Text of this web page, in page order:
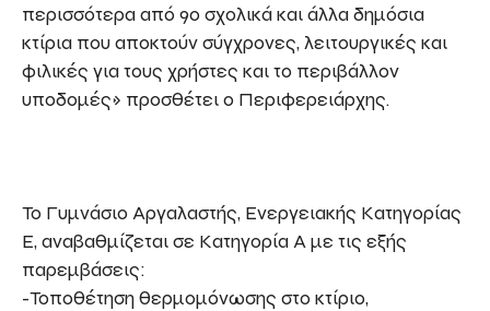
περισσότερα από 90 σχολικά και άλλα δημόσια
κτίρια που αποκτούν σύγχρονες, λειτουργικές και
φιλικές για τους χρήστες και το περιβάλλον
υποδομές» προσθέτει ο Περιφερειάρχης.
Το Γυμνάσιο Αργαλαστής, Ενεργειακής Κατηγορίας
Ε, αναβαθμίζεται σε Κατηγορία Α με τις εξής
παρεμβάσεις:
-Τοποθέτηση θερμομόνωσης στο κτίριο,